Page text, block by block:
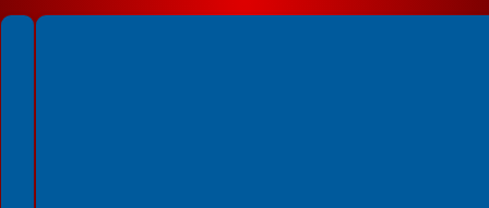
Spełniamy standardy WCAG 2.2
Spełniamy standardy W3C